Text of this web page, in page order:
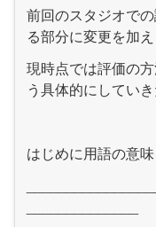
前回のスタジオで
る部分に変更を加え
現時点では評価の
う具体的にしてい
はじめに用語の意味